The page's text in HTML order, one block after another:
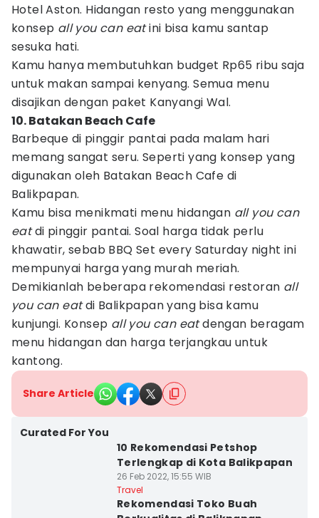
Hotel Aston. Hidangan resto yang menggunakan
konsep all you can eatini bisa kamu santap
sesuka hati.
Kamu hanya membutuhkan budget Rp65 ribu saja
untuk makan sampai kenyang. Semua menu
disajikan dengan paket Kanyangi Wal.
10. Batakan Beach Cafe
Barbeque di pinggir pantai pada malam hari
memang sangat seru. Seperti yang konsep yang
digunakan oleh Batakan Beach Cafe di
Balikpapan.
Kamu bisa menikmati menu hidangan all you can
eatdi pinggir pantai. Soal harga tidak perlu
khawatir, sebab BBQ Set every Saturday night ini
mempunyai harga yang murah meriah.
Demikianlah beberapa rekomendasi restoran all
you can eatdi Balikpapan yang bisa kamu
kunjungi. Konsep all you can eatdengan beragam
menu hidangan dan harga terjangkau untuk
kantong.
Share Article
Curated For You
10 Rekomendasi Petshop
Terlengkap di Kota Balikpapan
26 Feb 2022, 15:55 WIB
Travel
Rekomendasi Toko Buah